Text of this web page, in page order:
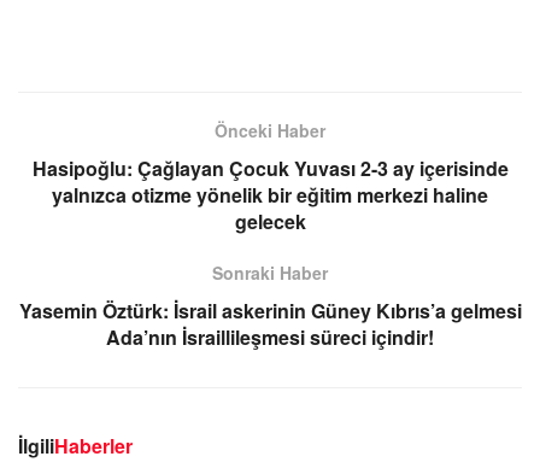
Önceki Haber
Hasipoğlu: Çağlayan Çocuk Yuvası 2-3 ay içerisinde
yalnızca otizme yönelik bir eğitim merkezi haline
gelecek
Sonraki Haber
Yasemin Öztürk: İsrail askerinin Güney Kıbrıs’a gelmesi
Ada’nın İsraillileşmesi süreci içindir!
İlgiliHaberler